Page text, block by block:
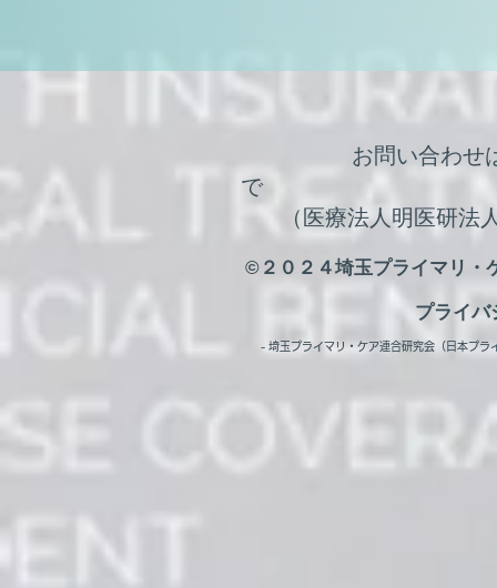
お問い合わせ
（医療法人明医研法
©２０２４埼玉プライマリ
プライバ
- 埼玉プライマリ・ケア連合研究会（日本プ